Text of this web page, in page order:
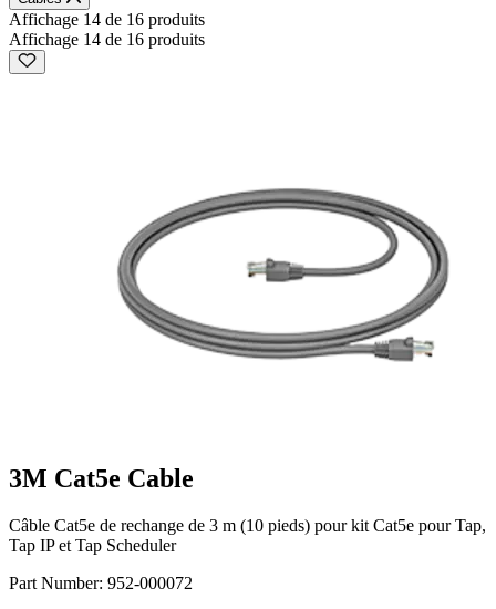
Affichage 14 de 16 produits
Affichage 14 de 16 produits
3M Cat5e Cable
Câble Cat5e de rechange de 3 m (10 pieds) pour kit Cat5e pour Tap,
Tap IP et Tap Scheduler
Part Number: 952-000072